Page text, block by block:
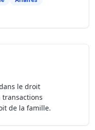
le droit
de la famille.